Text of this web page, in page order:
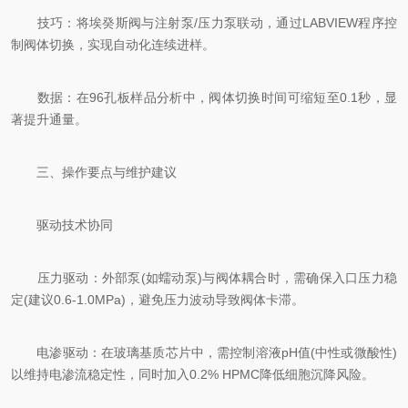
技巧：将埃癸斯阀与注射泵/压力泵联动，通过LABVIEW程序控
制阀体切换，实现自动化连续进样。
数据：在96孔板样品分析中，阀体切换时间可缩短至0.1秒，显
著提升通量。
三、操作要点与维护建议
驱动技术协同
压力驱动：外部泵(如蠕动泵)与阀体耦合时，需确保入口压力稳
定(建议0.6-1.0MPa)，避免压力波动导致阀体卡滞。
电渗驱动：在玻璃基质芯片中，需控制溶液pH值(中性或微酸性)
以维持电渗流稳定性，同时加入0.2% HPMC降低细胞沉降风险。